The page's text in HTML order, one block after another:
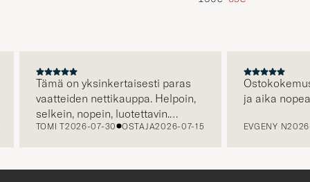
Tämä on yksinkertaisesti paras
vaatteiden nettikauppa. Helpoin,
selkein, nopein, luotettavin.
Erityisen hienoa että kuljetus on
myös huikeasta valikoimasta.
TOMI T2026-07-30 OSTAJA2026-07-15
Ostokokemus
ja aika nopea
EVGENY N2026-07-